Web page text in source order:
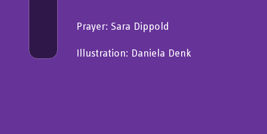
Prayer: Sara Dippold
Illustration: Daniela Denk